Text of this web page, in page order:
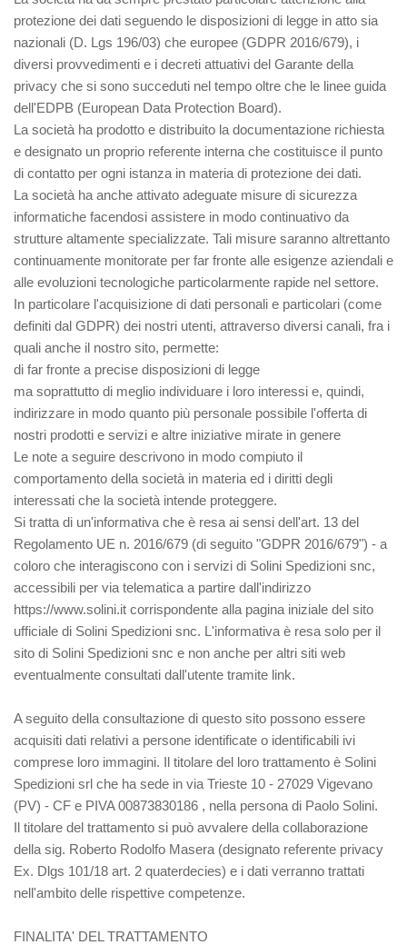
protezione dei dati seguendo le disposizioni di legge in atto sia
nazionali (D. Lgs 196/03) che europee (GDPR 2016/679), i
diversi provvedimenti e i decreti attuativi del Garante della
privacy che si sono succeduti nel tempo oltre che le linee guida
dell'EDPB (European Data Protection Board).
La società ha prodotto e distribuito la documentazione richiesta
e designato un proprio referente interna che costituisce il punto
di contatto per ogni istanza in materia di protezione dei dati.
La società ha anche attivato adeguate misure di sicurezza
informatiche facendosi assistere in modo continuativo da
strutture altamente specializzate. Tali misure saranno altrettanto
continuamente monitorate per far fronte alle esigenze aziendali e
alle evoluzioni tecnologiche particolarmente rapide nel settore.
In particolare l'acquisizione di dati personali e particolari (come
definiti dal GDPR) dei nostri utenti, attraverso diversi canali, fra i
quali anche il nostro sito, permette:
di far fronte a precise disposizioni di legge
ma soprattutto di meglio individuare i loro interessi e, quindi,
indirizzare in modo quanto più personale possibile l'offerta di
nostri prodotti e servizi e altre iniziative mirate in genere
Le note a seguire descrivono in modo compiuto il
comportamento della società in materia ed i diritti degli
interessati che la società intende proteggere.
Si tratta di un'informativa che è resa ai sensi dell'art. 13 del
Regolamento UE n. 2016/679 (di seguito "GDPR 2016/679") - a
coloro che interagiscono con i servizi di Solini Spedizioni snc,
accessibili per via telematica a partire dall'indirizzo
https://www.solini.it corrispondente alla pagina iniziale del sito
ufficiale di Solini Spedizioni snc. L'informativa è resa solo per il
sito di Solini Spedizioni snc e non anche per altri siti web
eventualmente consultati dall'utente tramite link.
A seguito della consultazione di questo sito possono essere
acquisiti dati relativi a persone identificate o identificabili ivi
comprese loro immagini. Il titolare del loro trattamento è Solini
Spedizioni srl che ha sede in via Trieste 10 - 27029 Vigevano
(PV) - CF e PIVA 00873830186 , nella persona di Paolo Solini.
Il titolare del trattamento si può avvalere della collaborazione
della sig. Roberto Rodolfo Masera (designato referente privacy
Ex. Dlgs 101/18 art. 2 quaterdecies) e i dati verranno trattati
nell'ambito delle rispettive competenze.
FINALITA' DEL TRATTAMENTO